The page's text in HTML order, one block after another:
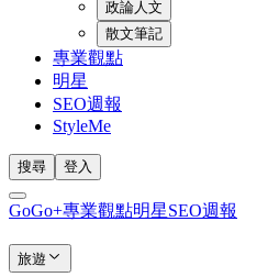
政論人文
散文筆記
專業觀點
明星
SEO週報
StyleMe
搜尋 登入
GoGo+專業觀點明星SEO週報
旅遊